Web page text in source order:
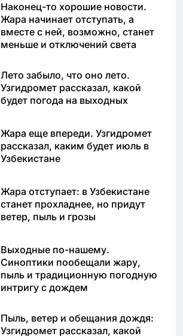
Наконец-то хорошие новости.
Жара начинает отступать, а
вместе с ней, возможно, станет
меньше и отключений света
Лето забыло, что оно лето.
Узгидромет рассказал, какой
будет погода на выходных
Жара еще впереди. Узгидромет
рассказал, каким будет июль в
Узбекистане
Жара отступает: в Узбекистане
станет прохладнее, но придут
ветер, пыль и грозы
Выходные по-нашему.
Синоптики пообещали жару,
пыль и традиционную погодную
интригу с дождем
Пыль, ветер и обещания дождя:
Узгидромет рассказал, какой